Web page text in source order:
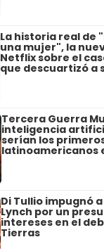
La historia real de
una mujer", la
Netflix sobre el
que descuartizó a
Tercera Guerra
inteligencia
serían los
latinoamericanos
Di Tullio impugnó
Lynch por un
intereses en el
Tierras